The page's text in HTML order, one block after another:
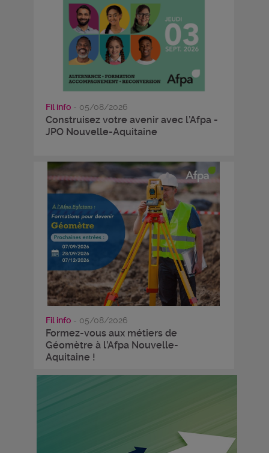
Fil info - 05/08/2026
Construisez votre avenir avec l’Afpa -
JPO Nouvelle-Aquitaine
Fil info - 05/08/2026
Formez-vous aux métiers de
Géomètre à l’Afpa Nouvelle-
Aquitaine !